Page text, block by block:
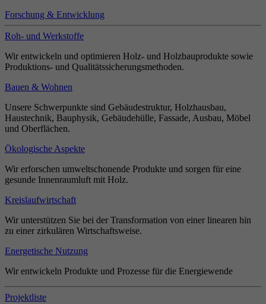
Forschung & Entwicklung
Roh- und Werkstoffe
Wir entwickeln und optimieren Holz- und Holzbauprodukte sowie
Produktions- und Qualitätssicherungsmethoden.
Bauen & Wohnen
Unsere Schwerpunkte sind Gebäudestruktur, Holzhausbau,
Haustechnik, Bauphysik, Gebäudehülle, Fassade, Ausbau, Möbel
und Oberflächen.
Ökologische Aspekte
Wir erforschen umweltschonende Produkte und sorgen für eine
gesunde Innenraumluft mit Holz.
Kreislaufwirtschaft
Wir unterstützen Sie bei der Transformation von einer linearen hin
zu einer zirkulären Wirtschaftsweise.
Energetische Nutzung
Wir entwickeln Produkte und Prozesse für die Energiewende
Projektliste